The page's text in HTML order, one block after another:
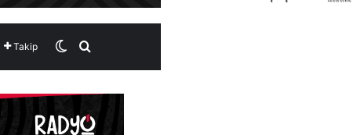
Takip Dış görünümü değiştir